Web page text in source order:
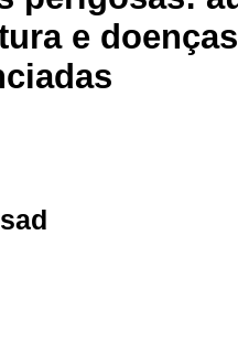
e doenças